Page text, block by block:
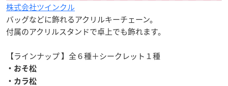
株式会社ツインクル
バッグなどに飾れるアクリルキーチェーン。
付属のアクリルスタンドで卓上でも飾れます。
【ラインナップ 】全６種＋シークレット１種
・おそ松
・カラ松